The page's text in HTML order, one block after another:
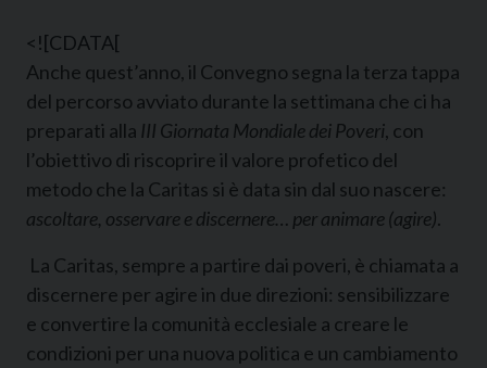
<![CDATA[
Anche quest’anno, il Convegno segna la terza tappa
del percorso avviato durante la settimana che ci ha
preparati alla III Giornata Mondiale dei Poveri, con
l’obiettivo di riscoprire il valore profetico del
metodo che la Caritas si è data sin dal suo nascere:
ascoltare, osservare e discernere… per animare (agire).
La Caritas, sempre a partire dai poveri, è chiamata a
discernere per agire in due direzioni: sensibilizzare
e convertire la comunità ecclesiale a creare le
condizioni per una nuova politica e un cambiamento